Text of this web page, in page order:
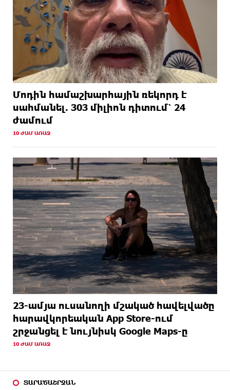
Մոդին համաշխարհային ռեկորդ է
սահմանել. 303 միլիոն դիտում՝ 24
ժամում
10 ԺԱՄ ԱՌԱՋ
23-ամյա ուսանողի մշակած հավելվածը
հարավկորեական App Store-ում
շրջանցել է նույնիսկ Google Maps-ը
10 ԺԱՄ ԱՌԱՋ
ՏԱՐԱԾԱՇՐՋԱՆ